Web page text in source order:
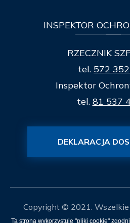
Ta strona wykorzystuje "pliki cookie"
INSPEKTOR
RZECZNIK
tel. 572
Inspektor
tel. 81 537
DEKLARACJA
Copyright © 2021.